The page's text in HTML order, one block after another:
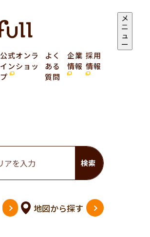
メ
ニ
ュ
ー
公式オンラ
インショッ
プ
よく
ある
質問
企業
情報
採用
情報
検索
地図から探す